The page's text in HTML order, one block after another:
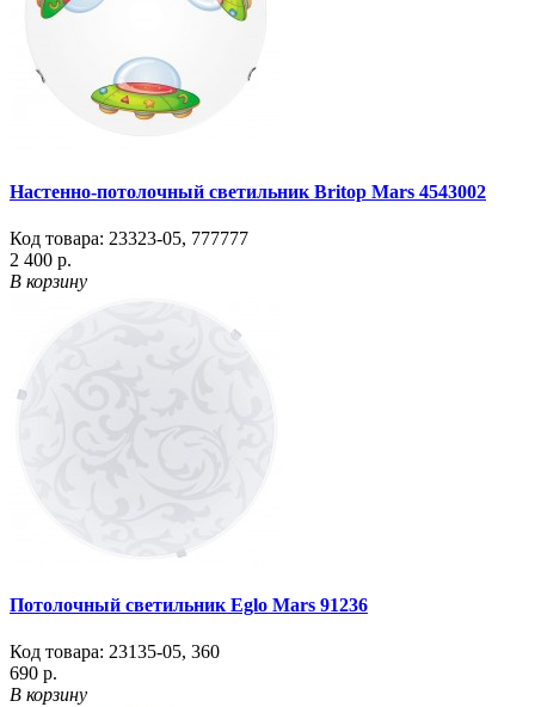
Настенно-потолочный светильник Britop Mars 4543002
Код товара: 23323-05, 777777
2 400 р.
В корзину
Потолочный светильник Eglo Mars 91236
Код товара: 23135-05, 360
690 р.
В корзину